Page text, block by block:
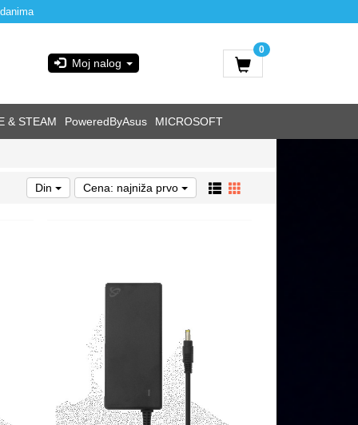
Moj nalog
0
& STEAM PoweredByAsus MICROSOFT
Din Cena: najniža prvo